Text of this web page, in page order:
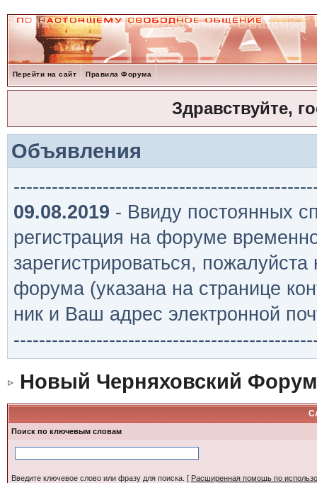
Перейти на сайт Правила Форума
Здравствуйте,
Объявления
09.08.2019 - Ввиду постоянных
регистрация на форуме
зарегистрироваться,
форума (указана на странице
ник и Ваш адрес электронной
Новый Черняховский Форум
Поиск по ключевым словам
Введите ключевое слово или фразу для поиска. [ Расширенная помощь по